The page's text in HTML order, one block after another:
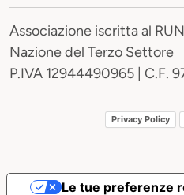
Associazione iscritta al
Nazione del Terzo Settore
P.IVA 12944490965 | C.F.
Privacy Policy
Le tue preferenze